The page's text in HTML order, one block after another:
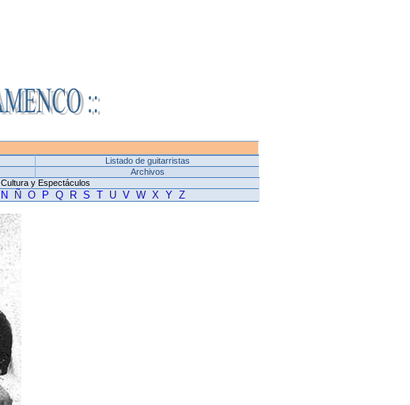
Listado de guitarristas
Archivos
Cultura y Espectáculos
N Ñ O P Q R S T U V W X Y Z